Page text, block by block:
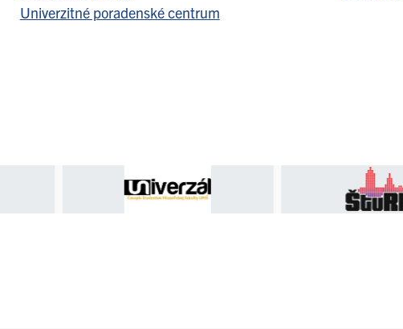
Univerzitné poradenské centrum